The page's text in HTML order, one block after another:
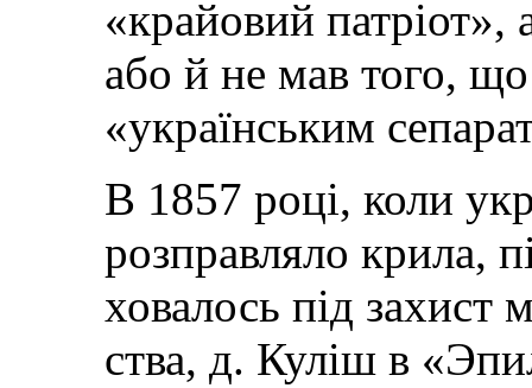
«крайовий патріот»,
або й не мав того,
«українським
В 1857 році, коли
розправляло крила,
ховалось під захист
ства, д. Куліш в